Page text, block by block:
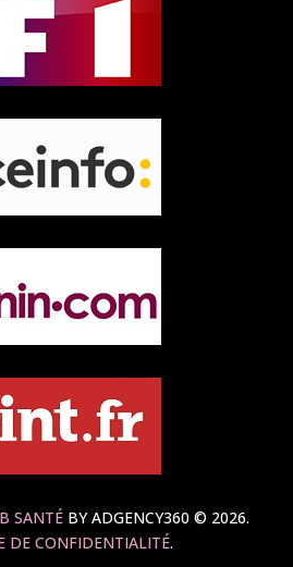
SANTÉBY ADGENCY360 © 2026.
DE CONFIDENTIALITÉ.